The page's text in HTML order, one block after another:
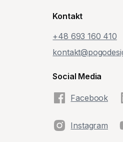
Kontakt
+48‭ 693 160 410‬
Social Media
Facebook
Instagram